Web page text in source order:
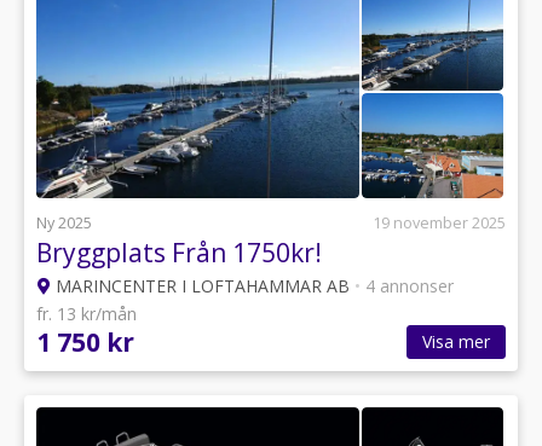
Ny 2025 19 november 2025
Bryggplats Från 1750kr!
MARINCENTER I LOFTAHAMMAR AB • 4 annonser
fr. 13 kr/mån
1 750 kr Visa mer